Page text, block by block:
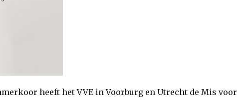
heeft het VVE in Voorburg en Utrecht de Mis voor